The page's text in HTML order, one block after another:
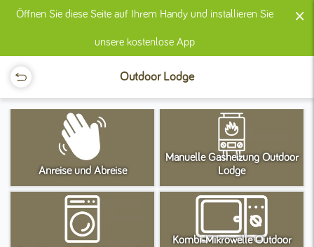
Öffnen Sie diese Seite auf Ihrem Handy und installieren Sie
unsere kostenlose App
×
Outdoor Lodge
Anreise und Abreise
Manuelle Gasheizung Outdoor
Lodge
Kombi-Mikrowelle Outdoor